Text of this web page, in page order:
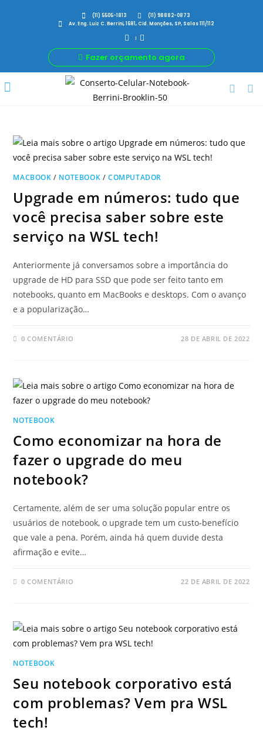
(11) 5505-1813
(11) 98882-0873
Av. Eng. Luiz C. Berrini, 1681, Cid. Monções, SP, Salas 111/112
Fazer orçamento agora
MACBOOK / NOTEBOOK /COMPUTADOR
Upgrade em números: tudo que
você precisa saber sobre este
serviço na WSL tech!
Anteriormente já conversamos sobre a importância do
upgrade de HD para SSD que pode ser feito tanto em
notebooks, quanto em MacBooks e desktops. Com o avanço
e a popularização…
0 COMENTÁRIO 28 DE ABRIL DE 2022
NOTEBOOK
Como economizar na hora de
fazer o upgrade do meu
notebook?
Certamente, além de ser uma solução popular entre os
usuários de notebook, o upgrade tem um custo-benefício
que vale a pena. Porém, ainda há quem duvide desta
afirmação e evite…
0 COMENTÁRIO 22 DE ABRIL DE 2022
NOTEBOOK
Seu notebook corporativo está
com problemas? Vem pra WSL
tech!